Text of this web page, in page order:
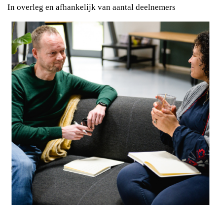
In overleg en afhankelijk van aantal deelnemers